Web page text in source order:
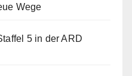
Wege
5 in der ARD